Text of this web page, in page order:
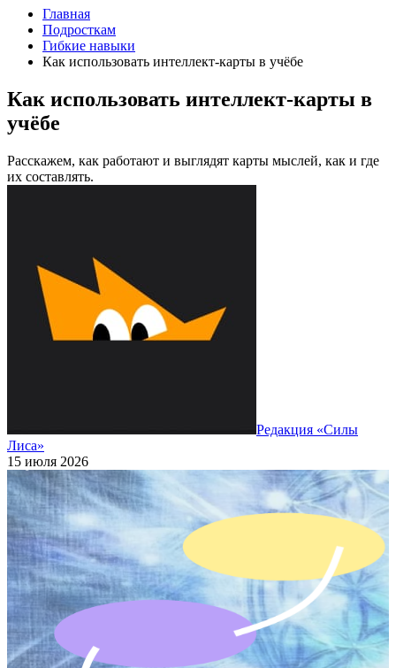
Главная
Подросткам
Гибкие навыки
Как использовать интеллект-карты в учёбе
Как использовать интеллект-карты в
учёбе
Расскажем, как работают и выглядят карты мыслей, как и где
их составлять.
Редакция «Силы
Лиса»
15 июля 2026